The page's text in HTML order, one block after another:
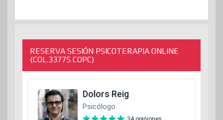
RESERVA SESIÓN PSICOTERAPIA ONLINE
(COL.33775 COPC)